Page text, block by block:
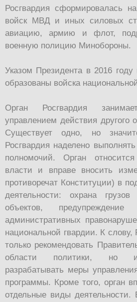
Росгвардия сформировалась
войск МВД и иных силовых
авиацию, армию и флот,
военную полицию Минобороны.
Указом Президента в 2016
образованы войска
Орган Росгвардия
управлением действия другого
Существует одно, но
Росгвардия наделено
полномочий. Орган
власти и вправе вносить
противоречат Конституции) в
деятельности: охрана грузов
объектов,
административных
национальной гвардии. К слову,
только рекомендовать
области политики, но и
разрабатывать меры
программы. Кроме того, орган
отдельные виды деятельности.